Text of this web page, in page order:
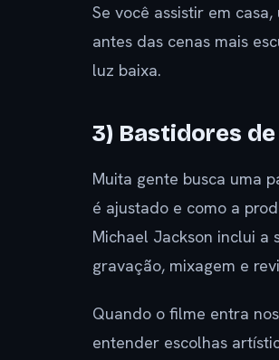
Se você assistir em
antes das cenas mais
luz baixa.
3) Bastidores
Muita gente busca uma
é ajustado e como a
Michael Jackson inclui a
gravação, mixagem e
Quando o filme entra
entender escolhas